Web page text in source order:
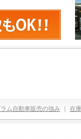
ラム自動車販売の強み 在